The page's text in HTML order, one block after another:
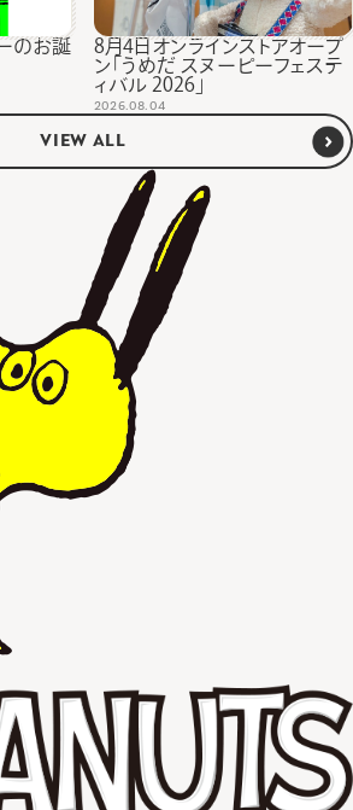
のお誕
8月4日オンラインストアオープ
ン「うめだ スヌーピーフェステ
ィバル 2026」
2026.08.04
VIEW ALL